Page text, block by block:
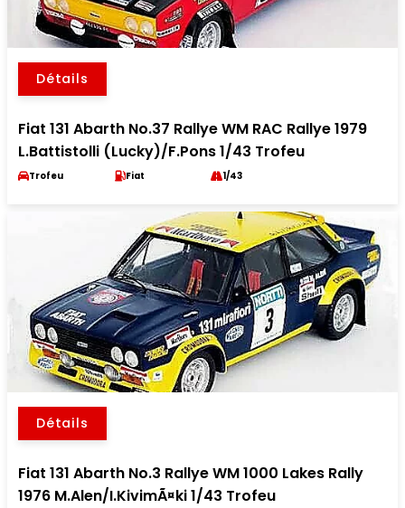
Détails
Fiat 131 Abarth No.37 Rallye WM RAC Rallye 1979
L.Battistolli (Lucky)/F.Pons 1/43 Trofeu
Trofeu Fiat 1/43
Détails
Fiat 131 Abarth No.3 Rallye WM 1000 Lakes Rally
1976 M.Alen/I.KivimÃ¤ki 1/43 Trofeu